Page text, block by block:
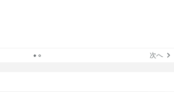
次へ